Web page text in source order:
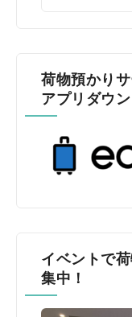
荷物預かり
アプリダウ
イベントで
集中！